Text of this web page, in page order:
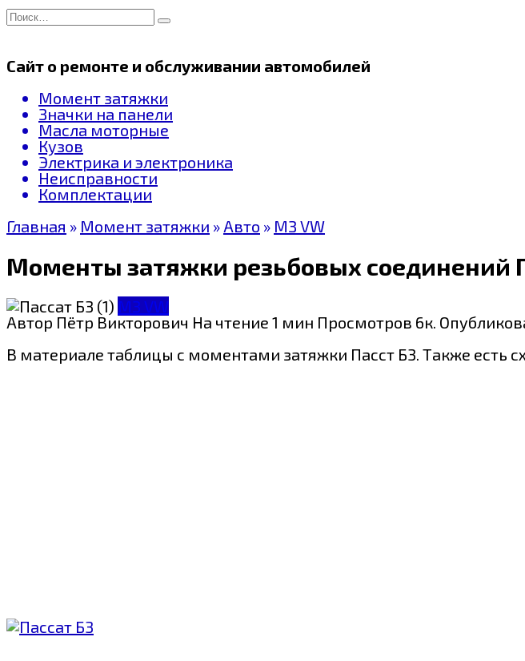
Перейти
к
Search
for:
Сайт о ремонте и обслуживании автомобилей
Момент затяжки
Значки на панели
Масла моторные
Кузов
Электрика и электроника
Неисправности
Комплектации
Главная » Момент затяжки » Авто » МЗ VW
Моменты затяжки резьбовых соединений
МЗ VW
Автор Пётр Викторович На чтение 1 мин Просмотров 6к.
В материале таблицы с моментами затяжки Пасст Б3. Также есть